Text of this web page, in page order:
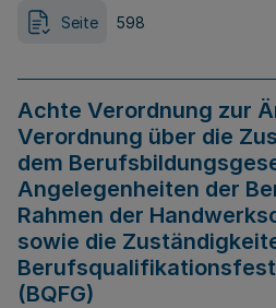
Seite 598
Achte Verordnung zur
Verordnung über die
dem
Angelegenheiten der
Rahmen der
sowie die
(BQFG)